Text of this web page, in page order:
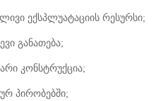
ექსპლუატაციის რესურსი;
განათება;
კონსტრუქცია;
პირობებში;